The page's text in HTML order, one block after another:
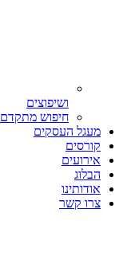
ושיפוצים
חיפוש מתקדם
מעגל העסקים
קורסים
אירועים
הבלוג
אודותינו
צרו קשר